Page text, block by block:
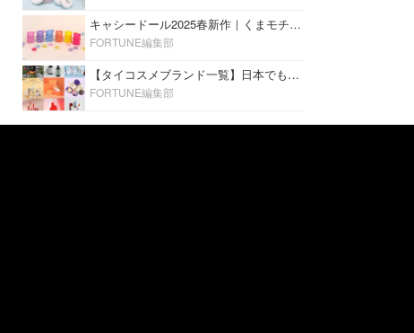
キャシードール2025春新作｜くまモチーフのミニリップ「シャイニーベア リップモイスト」をレビュー♡
FORTUNE編集部
【タイコスメブランド一覧】日本でも人気沸騰中の“タイコスメ”ブランド20選！
FORTUNE編集部